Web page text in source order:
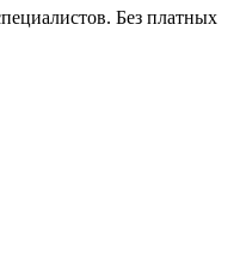
Без платных